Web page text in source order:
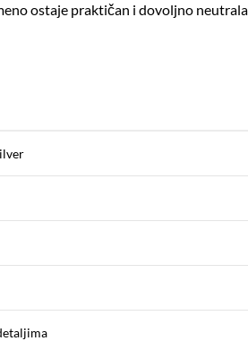
ostaje praktičan i dovoljno